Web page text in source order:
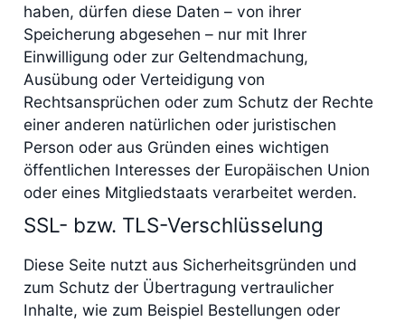
haben, dürfen diese Daten – von ihrer
Speicherung abgesehen – nur mit Ihrer
Einwilligung oder zur Geltendmachung,
Ausübung oder Verteidigung von
Rechtsansprüchen oder zum Schutz der Rechte
einer anderen natürlichen oder juristischen
Person oder aus Gründen eines wichtigen
öffentlichen Interesses der Europäischen Union
oder eines Mitgliedstaats verarbeitet werden.
SSL- bzw. TLS-Verschlüsselung
Diese Seite nutzt aus Sicherheitsgründen und
zum Schutz der Übertragung vertraulicher
Inhalte, wie zum Beispiel Bestellungen oder